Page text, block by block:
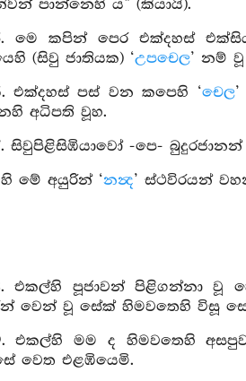
පාන්නෙහි ය” (කියායි).
මෙ කපින් පෙර එක්දහස්
(සිවු ජාතියක) ‘උපචෙල’ නම්
එක්දහස් පස් වන කපෙහි ‘චෙල
අධිපති වූහ.
සිවුපිළිසිඹියාවෝ -පෙ-
මේ අයුරින් ‘නන්‍ද’ ස්ථවිරයන්
එකල්හි පූජාවන් පිළිගන්නා
වෙන් වූ සේක් හිමවතෙහි විසූ
එකල්හි මම ද හිමවතෙහි
වෙත එළඹියෙමි.